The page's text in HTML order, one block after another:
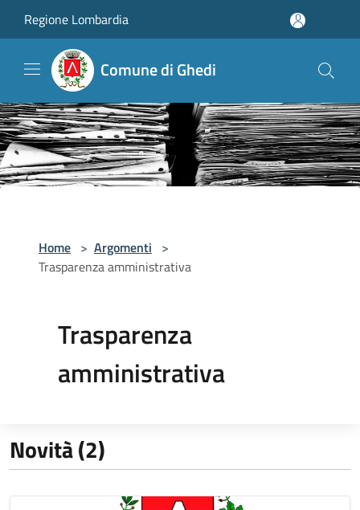
Regione Lombardia
Comune di Ghedi
Home > Argomenti >
Trasparenza amministrativa
Trasparenza
amministrativa
Novità (2)